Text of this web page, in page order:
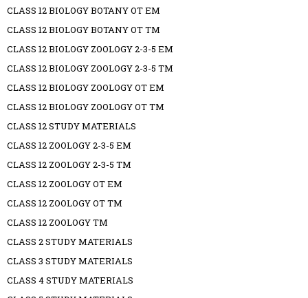
CLASS 12 BIOLOGY BOTANY OT EM
CLASS 12 BIOLOGY BOTANY OT TM
CLASS 12 BIOLOGY ZOOLOGY 2-3-5 EM
CLASS 12 BIOLOGY ZOOLOGY 2-3-5 TM
CLASS 12 BIOLOGY ZOOLOGY OT EM
CLASS 12 BIOLOGY ZOOLOGY OT TM
CLASS 12 STUDY MATERIALS
CLASS 12 ZOOLOGY 2-3-5 EM
CLASS 12 ZOOLOGY 2-3-5 TM
CLASS 12 ZOOLOGY OT EM
CLASS 12 ZOOLOGY OT TM
CLASS 12 ZOOLOGY TM
CLASS 2 STUDY MATERIALS
CLASS 3 STUDY MATERIALS
CLASS 4 STUDY MATERIALS